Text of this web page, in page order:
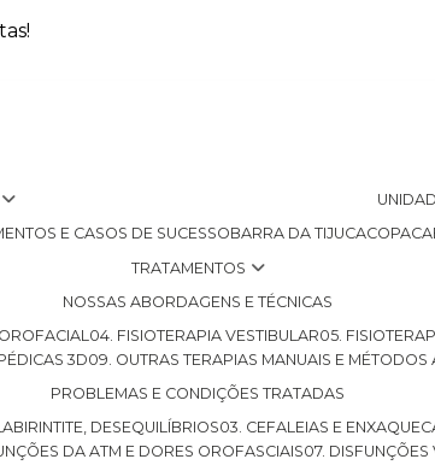
E CASOS DE SUCESSO
BARRA DA TIJUCA
TRATAMENTOS
NOSSAS ABORDAGENS E TÉCNICAS
04. FISIOTERAPIA VESTIBULAR 05.
3D
09. OUTRAS TERAPIAS MANUAIS E
PROBLEMAS E CONDIÇÕES TRATADAS
DESEQUILÍBRIOS 03. CEFALEIAS E
DA ATM E DORES OROFASCIAIS
07.